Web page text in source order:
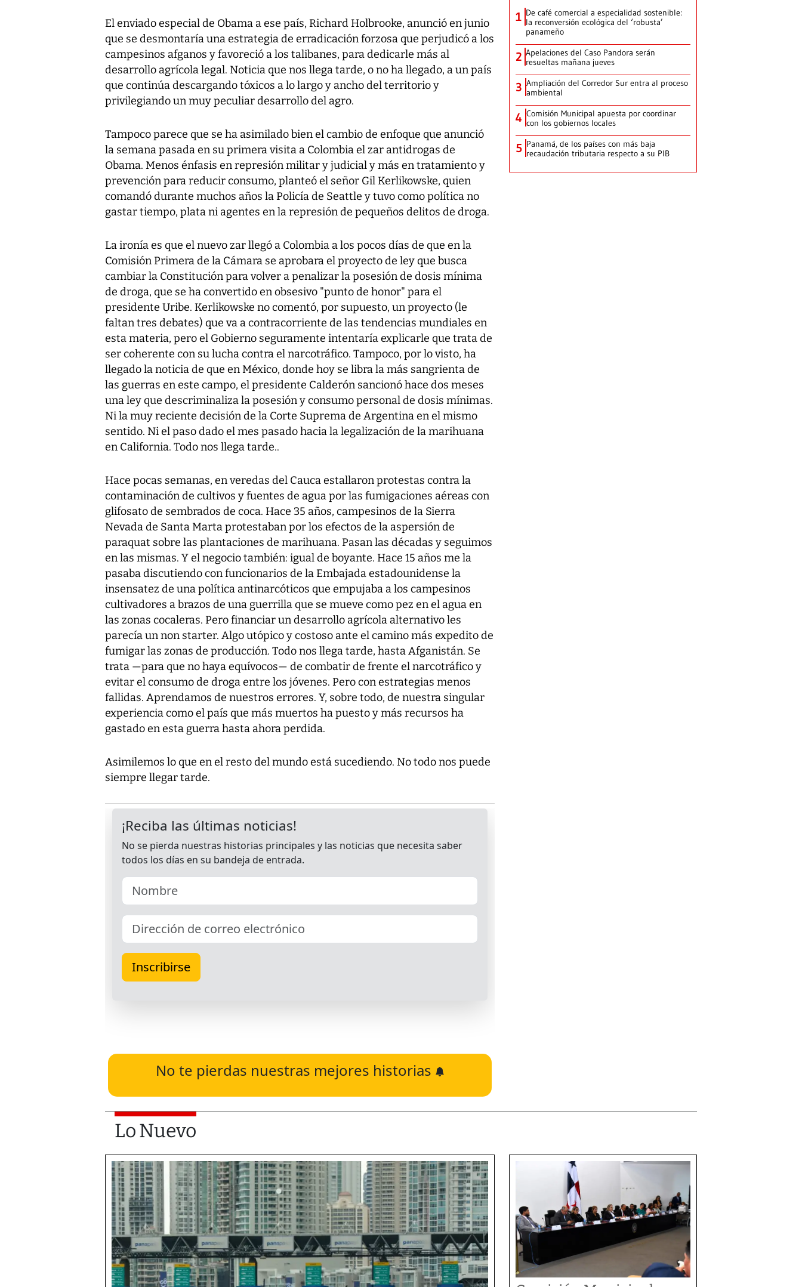
El enviado especial de Obama a ese país, Richard Holbrooke, anunció en junio
que se desmontaría una estrategia de erradicación forzosa que perjudicó a los
campesinos afganos y favoreció a los talibanes, para dedicarle más al
desarrollo agrícola legal. Noticia que nos llega tarde, o no ha llegado, a un país
que continúa descargando tóxicos a lo largo y ancho del territorio y
privilegiando un muy peculiar desarrollo del agro.
Tampoco parece que se ha asimilado bien el cambio de enfoque que anunció
la semana pasada en su primera visita a Colombia el zar antidrogas de
Obama. Menos énfasis en represión militar y judicial y más en tratamiento y
prevención para reducir consumo, planteó el señor Gil Kerlikowske, quien
comandó durante muchos años la Policía de Seattle y tuvo como política no
gastar tiempo, plata ni agentes en la represión de pequeños delitos de droga.
La ironía es que el nuevo zar llegó a Colombia a los pocos días de que en la
Comisión Primera de la Cámara se aprobara el proyecto de ley que busca
cambiar la Constitución para volver a penalizar la posesión de dosis mínima
de droga, que se ha convertido en obsesivo "punto de honor" para el
presidente Uribe. Kerlikowske no comentó, por supuesto, un proyecto (le
faltan tres debates) que va a contracorriente de las tendencias mundiales en
esta materia, pero el Gobierno seguramente intentaría explicarle que trata de
ser coherente con su lucha contra el narcotráfico. Tampoco, por lo visto, ha
llegado la noticia de que en México, donde hoy se libra la más sangrienta de
las guerras en este campo, el presidente Calderón sancionó hace dos meses
una ley que descriminaliza la posesión y consumo personal de dosis mínimas.
Ni la muy reciente decisión de la Corte Suprema de Argentina en el mismo
sentido. Ni el paso dado el mes pasado hacia la legalización de la marihuana
en California. Todo nos llega tarde..
Hace pocas semanas, en veredas del Cauca estallaron protestas contra la
contaminación de cultivos y fuentes de agua por las fumigaciones aéreas con
glifosato de sembrados de coca. Hace 35 años, campesinos de la Sierra
Nevada de Santa Marta protestaban por los efectos de la aspersión de
paraquat sobre las plantaciones de marihuana. Pasan las décadas y seguimos
en las mismas. Y el negocio también: igual de boyante. Hace 15 años me la
pasaba discutiendo con funcionarios de la Embajada estadounidense la
insensatez de una política antinarcóticos que empujaba a los campesinos
cultivadores a brazos de una guerrilla que se mueve como pez en el agua en
las zonas cocaleras. Pero financiar un desarrollo agrícola alternativo les
parecía un non starter. Algo utópico y costoso ante el camino más expedito de
fumigar las zonas de producción. Todo nos llega tarde, hasta Afganistán. Se
trata —para que no haya equívocos— de combatir de frente el narcotráfico y
evitar el consumo de droga entre los jóvenes. Pero con estrategias menos
fallidas. Aprendamos de nuestros errores. Y, sobre todo, de nuestra singular
experiencia como el país que más muertos ha puesto y más recursos ha
gastado en esta guerra hasta ahora perdida.
Asimilemos lo que en el resto del mundo está sucediendo. No todo nos puede
siempre llegar tarde.
No te pierdas nuestras mejores historias
1 De café comercial a especialidad sostenible:
la reconversión ecológica del ‘robusta’
panameño
2 Apelaciones del Caso Pandora serán
resueltas mañana jueves
3 Ampliación del Corredor Sur entra al proceso
ambiental
4 Comisión Municipal apuesta por coordinar
con los gobiernos locales
5 Panamá, de los países con más baja
recaudación tributaria respecto a su PIB
Lo Nuevo